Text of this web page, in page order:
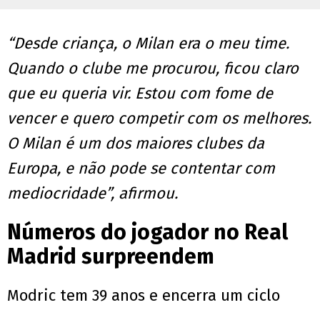
“Desde criança, o Milan era o meu time.
Quando o clube me procurou, ficou claro
que eu queria vir. Estou com fome de
vencer e quero competir com os melhores.
O Milan é um dos maiores clubes da
Europa, e não pode se contentar com
mediocridade”, afirmou.
Números do jogador no Real
Madrid surpreendem
Modric tem 39 anos e encerra um ciclo